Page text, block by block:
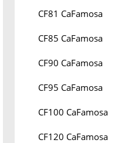
CF81 CaFamosa
CF85 CaFamosa
CF90 CaFamosa
CF95 CaFamosa
CF100 CaFamosa
CF120 CaFamosa